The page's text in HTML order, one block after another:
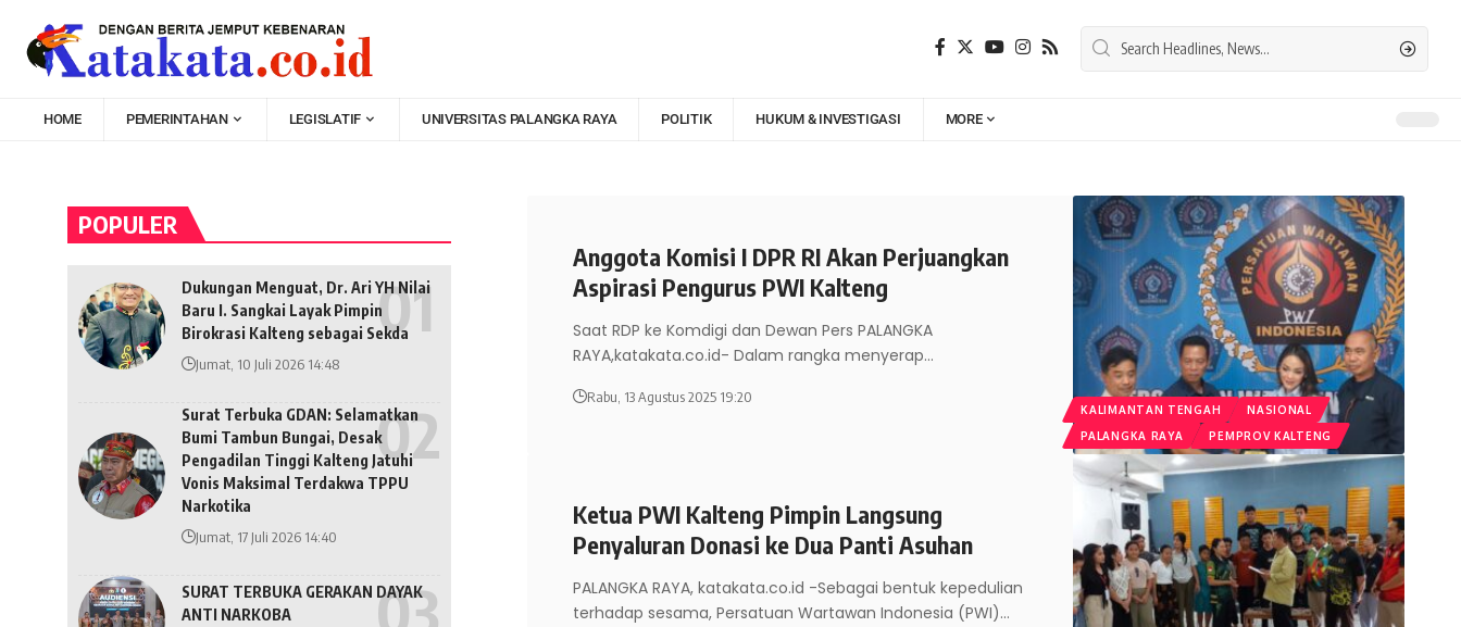
HOME PEMERINTAHAN LEGISLATIF UNIVERSITAS PALANGKA RAYA POLITIK HUKUM & INVESTIGASI MORE
KALIMANTAN TENGAH
NASIONAL
PALANGKA RAYA
PEMPROV KALTENG
Anggota Komisi I DPR RI Akan Perjuangkan
Aspirasi Pengurus PWI Kalteng
Saat RDP ke Komdigi dan Dewan Pers PALANGKA
RAYA,katakata.co.id- Dalam rangka menyerap…
Rabu, 13 Agustus 2025 19:20
Ketua PWI Kalteng Pimpin Langsung
Penyaluran Donasi ke Dua Panti Asuhan
PALANGKA RAYA, katakata.co.id -Sebagai bentuk kepedulian
terhadap sesama, Persatuan Wartawan Indonesia (PWI)…
POPULER
Dukungan Menguat, Dr. Ari YH Nilai
Baru I. Sangkai Layak Pimpin
Birokrasi Kalteng sebagai Sekda
Jumat, 10 Juli 2026 14:48
Surat Terbuka GDAN: Selamatkan
Bumi Tambun Bungai, Desak
Pengadilan Tinggi Kalteng Jatuhi
Vonis Maksimal Terdakwa TPPU
Narkotika
Jumat, 17 Juli 2026 14:40
SURAT TERBUKA GERAKAN DAYAK
ANTI NARKOBA